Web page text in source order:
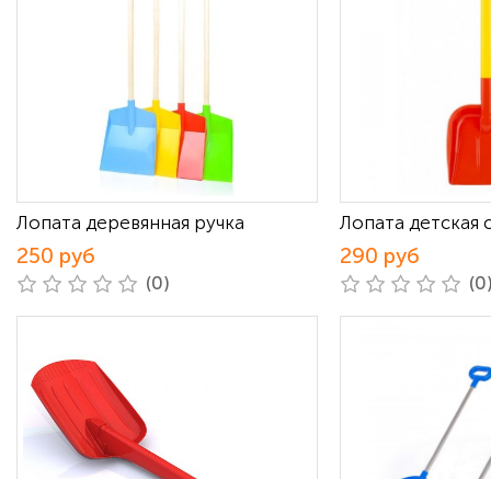
Лопата деревянная ручка
250 руб
(0)
Лопата детская
290 руб